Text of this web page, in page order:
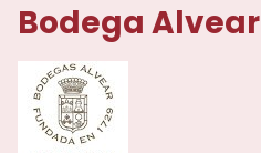
Bodega Alvear